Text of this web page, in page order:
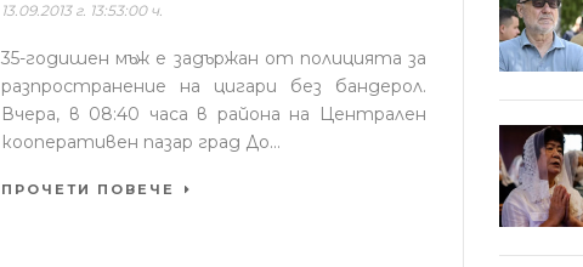
13.09.2013 г. 13:53:00 ч.
35-годишен мъж е задържан от полицията за
разпространение на цигари без бандерол.
Вчера, в 08:40 часа в района на Централен
кооперативен пазар град До...
ПРОЧЕТИ ПОВЕЧЕ